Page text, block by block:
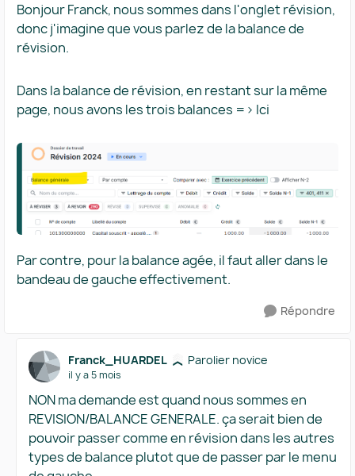
Bonjour Franck, nous sommes dans l'onglet révision,
donc j'imagine que vous parlez de la balance de
révision.
Dans la balance de révision, en restant sur la même
page, nous avons les trois balances => Ici
Par contre, pour la balance agée, il faut aller dans le
bandeau de gauche effectivement.
Répondre
Franck_HUARDEL Parolier novice
il y a 5 mois
NON ma demande est quand nous sommes en
REVISION/BALANCE GENERALE. ça serait bien de
pouvoir passer comme en révision dans les autres
types de balance plutot que de passer par le menu